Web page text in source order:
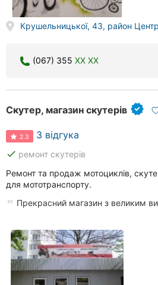
Крушельницької, 43, район Центр
(067) 355 XX XX
Скутер, магазин скутерів
2.3 3 відгука
done ремонт скутерів
Ремонт та продаж мотоциклів,
для мототранспорту.
Прекрасний магазин з великим